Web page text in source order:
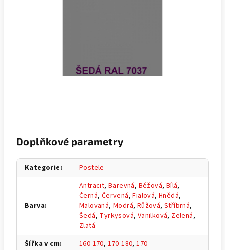
Doplňkové parametry
Kategorie: Postele
Barva:
Antracit,Barevná, Béžová, Bílá,
Černá, Červená,Fialová,Hnědá,
Malovaná,Modrá, Růžová,Stříbrná,
Šedá, Tyrkysová, Vanilková, Zelená,
Zlatá
Šířka v cm: 160-170, 170-180,170